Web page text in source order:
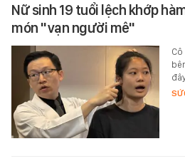
Nữ sinh 19 tuổi lệch khớp
món "vạn người mê"